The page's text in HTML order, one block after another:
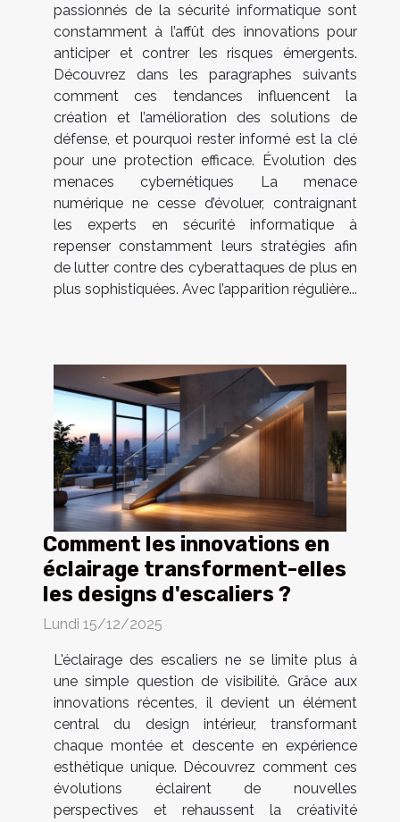
passionnés de la sécurité informatique sont
constamment à l’affût des innovations pour
anticiper et contrer les risques émergents.
Découvrez dans les paragraphes suivants
comment ces tendances influencent la
création et l’amélioration des solutions de
défense, et pourquoi rester informé est la clé
pour une protection efficace. Évolution des
menaces cybernétiques La menace
numérique ne cesse d’évoluer, contraignant
les experts en sécurité informatique à
repenser constamment leurs stratégies afin
de lutter contre des cyberattaques de plus en
plus sophistiquées. Avec l’apparition régulière...
Comment les innovations en
éclairage transforment-elles
les designs d'escaliers ?
Lundi 15/12/2025
L'éclairage des escaliers ne se limite plus à
une simple question de visibilité. Grâce aux
innovations récentes, il devient un élément
central du design intérieur, transformant
chaque montée et descente en expérience
esthétique unique. Découvrez comment ces
évolutions éclairent de nouvelles
perspectives et rehaussent la créativité